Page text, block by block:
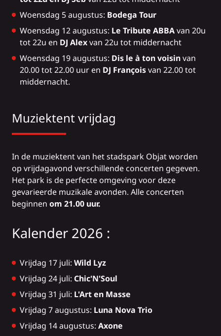
Woensdag 5 augustus: Bodega Tour
Woensdag 12 augustus: Le Tribute ABBAvan 20u
tot 22u en DJ Alexvan 22u tot middernacht
Woensdag 19 augustus: Dis le à ton voisinvan
20.00 tot 22.00 uur en DJ Françoisvan 22.00 tot
middernacht.
Muziektent vrijdag
In de muziektent van het stadspark Objat worden
op vrijdagavond verschillende concerten gegeven.
Het park is de perfecte omgeving voor deze
gevarieerde muzikale avonden. Alle concerten
beginnen om 21.00 uur.
Kalender 2026 :
Vrijdag 17 juli: Wild Lyz
Vrijdag 24 juli: Chic'N'Soul
Vrijdag 31 juli: L'Art en Masse
Vrijdag 7 augustus: Luna Nova Trio
Vrijdag 14 augustus: Axone